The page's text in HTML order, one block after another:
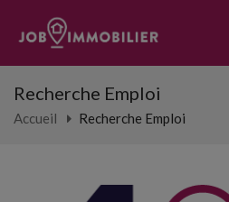
Recherche Emploi
Accueil Recherche Emploi